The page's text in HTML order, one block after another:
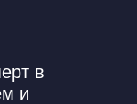
в
и